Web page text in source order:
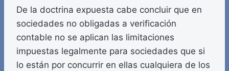
De la doctrina expuesta cabe concluir que en
sociedades no obligadas a verificación
contable no se aplican las limitaciones
impuestas legalmente para sociedades que si
lo están por concurrir en ellas cualquiera de los